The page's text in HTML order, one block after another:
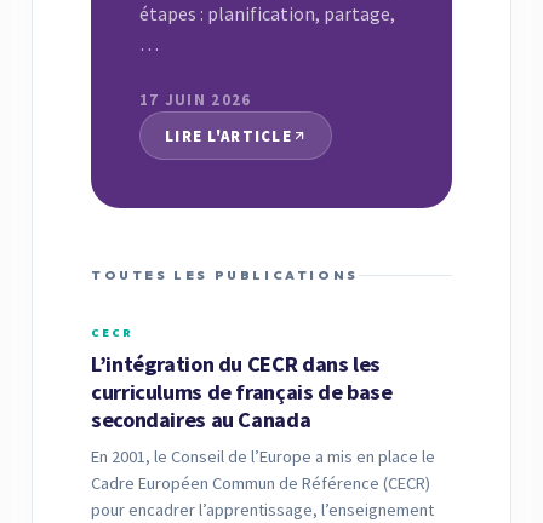
étapes : planification, partage,
…
17 JUIN 2026
LIRE L'ARTICLE
TOUTES LES PUBLICATIONS
CECR
L’intégration du CECR dans les
curriculums de français de base
secondaires au Canada
En 2001, le Conseil de l’Europe a mis en place le
Cadre Européen Commun de Référence (CECR)
pour encadrer l’apprentissage, l’enseignement